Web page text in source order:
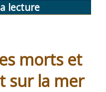
lecture
des
phoquiers »
morts et
sur la mer